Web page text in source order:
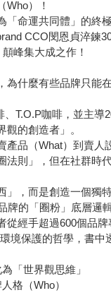
Who）！
「命運共同體」的終
CCO閔恩貞淬鍊
峰集大成之作！
為什麼有些品牌只能
T.O.P咖啡，並主
觀的創造者」。
品（What）到賣人
法則」，但在社群時
」，而是創造一個獨
牌的「圈粉」底層邏
從經手超過600個品
境保護的哲學，書中
「世界觀思維」
格（Who）